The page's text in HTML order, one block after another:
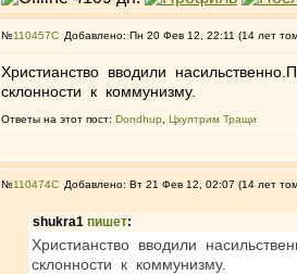
№110457 Добавлено: Пн 20 Фев 12, 22:11 (14 лет
Христианство вводили
склонности к коммунизму.
Ответы на этот пост: Dondhup Цхултрим Тращи
№110474 Добавлено: Вт 21 Фев 12, 02:07 (14 лет
shukra1 пишет:
Христианство вводили
склонности к коммунизму.